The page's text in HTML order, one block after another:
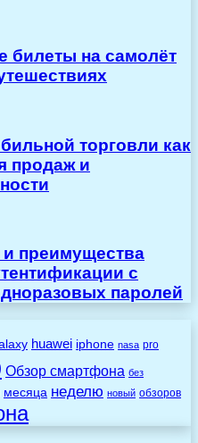
билеты на самолёт
торговли как
продаж и
преимущества
с
паролей
huawei iphone nasa pro
Обзор смартфона без
месяца неделю новый обзоров